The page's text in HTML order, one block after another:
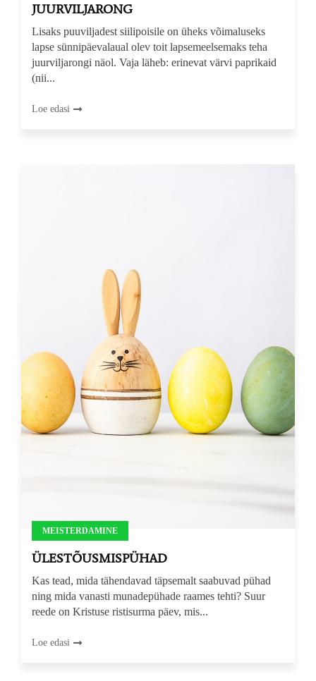
JUURVILJARONG
Lisaks puuviljadest siilipoisile on üheks võimaluseks
lapse sünnipäevalaual olev toit lapsemeelsemaks teha
juurviljarongi näol. Vaja läheb: erinevat värvi paprikaid
(nii...
Loe edasi
MEISTERDAMINE
ÜLESTÕUSMISPÜHAD
Kas tead, mida tähendavad täpsemalt saabuvad pühad
ning mida vanasti munadepühade raames tehti? Suur
reede on Kristuse ristisurma päev, mis...
Loe edasi